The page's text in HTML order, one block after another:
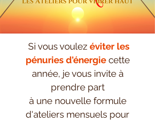
Si vous voulez éviter les
pénuries d'énergiecette
année, je vous invite à
prendre part
à une nouvelle formule
d'ateliers mensuels pour